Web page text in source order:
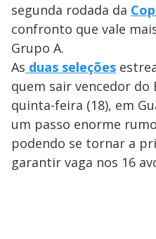
segunda rodada da
confronto que vale
Grupo A.
As duas seleções
quem sair vencedor do
quinta-feira (18), em
um passo enorme
podendo se tornar a
garantir vaga nos 16